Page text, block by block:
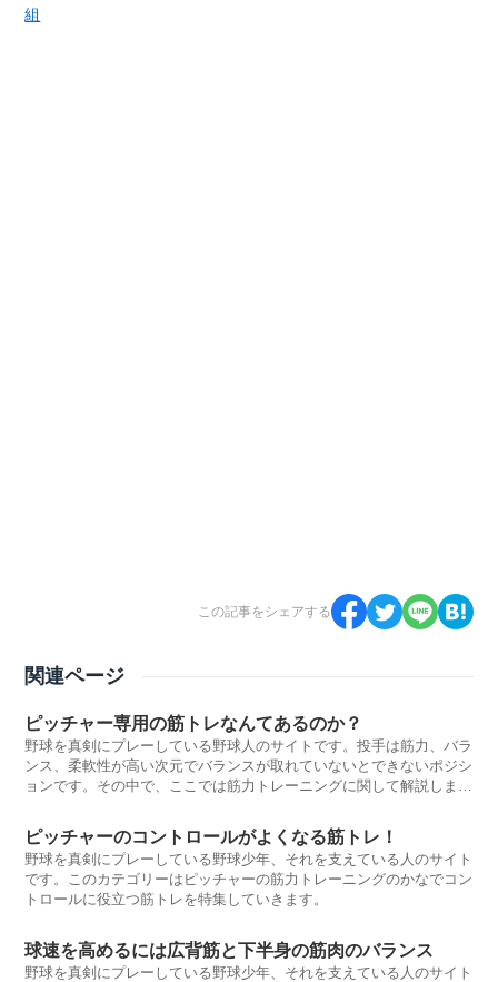
組
この記事をシェアする
関連ページ
ピッチャー専用の筋トレなんてあるのか？
野球を真剣にプレーしている野球人のサイトです。投手は筋力、バラ
ンス、柔軟性が高い次元でバランスが取れていないとできないポジシ
ョンです。その中で、ここでは筋力トレーニングに関して解説しま
ピッチャーのコントロールがよくなる筋トレ！
野球を真剣にプレーしている野球少年、それを支えている人のサイト
です。このカテゴリーはピッチャーの筋力トレーニングのかなでコン
トロールに役立つ筋トレを特集していきます。
球速を高めるには広背筋と下半身の筋肉のバランス
野球を真剣にプレーしている野球少年、それを支えている人のサイト